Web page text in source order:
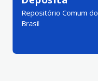
Repositório Comum do
Brasil